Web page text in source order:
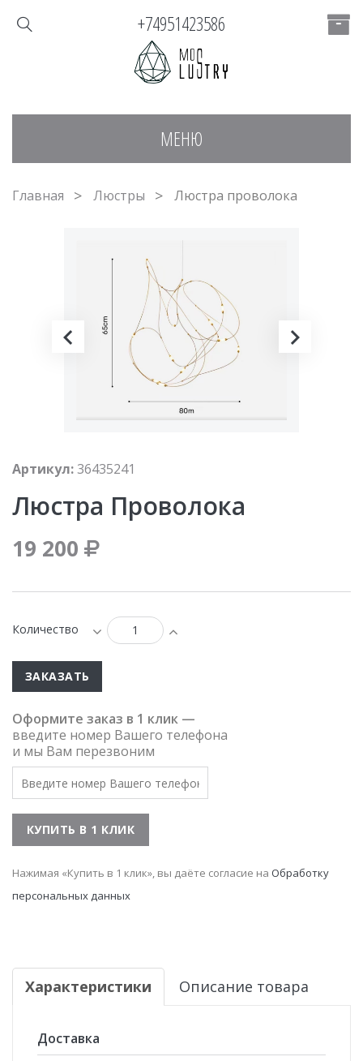
МЕНЮ
+74951423586
Главная Люстры Люстра проволока
Артикул:36435241
Люстра Проволока
19 200
Количество
ЗАКАЗАТЬ
Оформите заказ в 1 клик —
введите номер Вашего телефона
и мы Вам перезвоним
Нажимая «Купить в 1 клик», вы даёте согласие на Обработку
персональных данных
Характеристики Описание товара
Доставка